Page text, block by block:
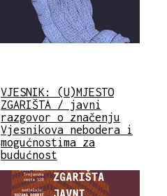
VJESNIK: (U)MJESTO
ZGARIŠTA / javni
razgovor o značenju
Vjesnikova nebodera i
mogućnostima za
budućnost